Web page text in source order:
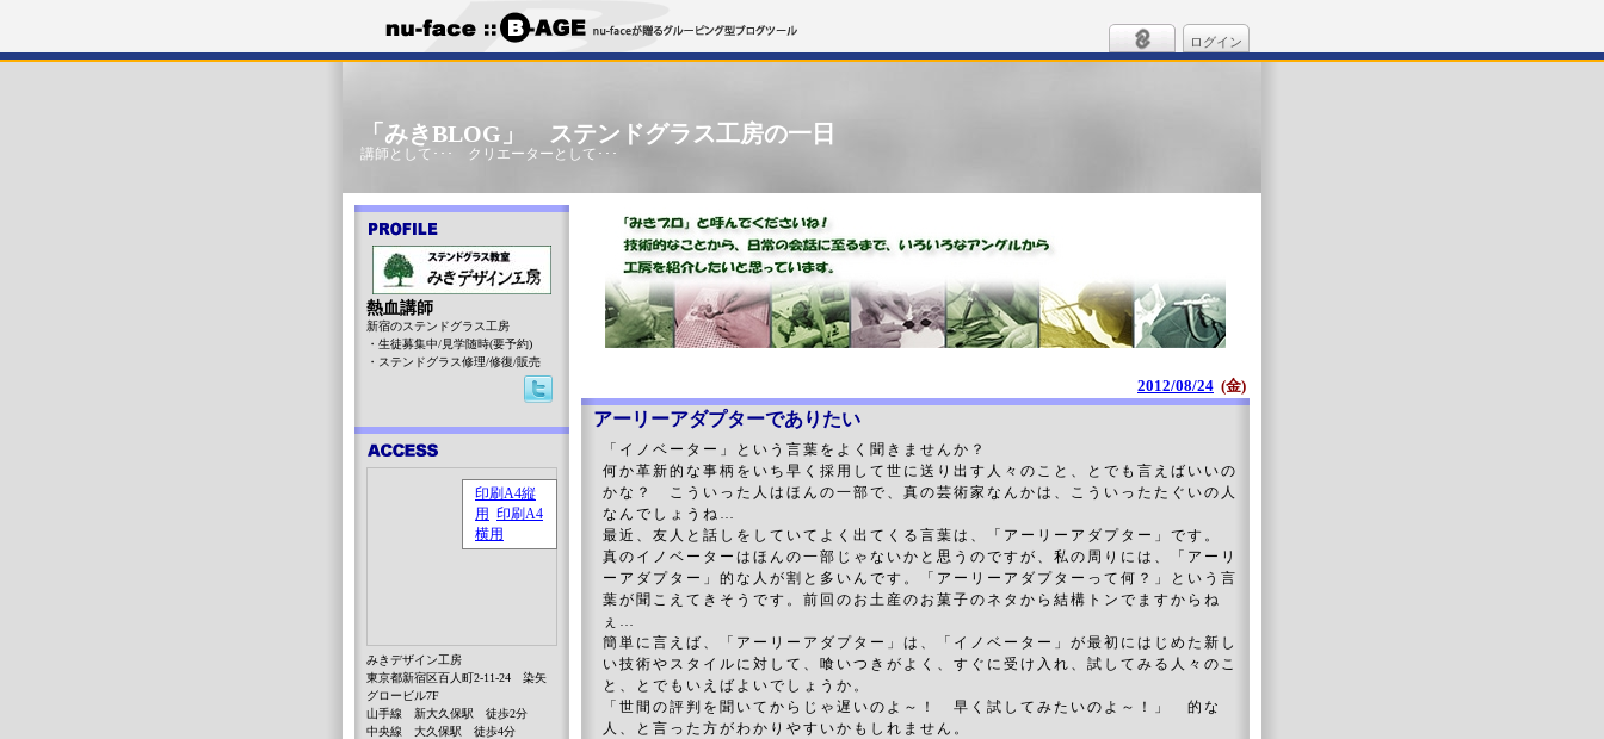
ログイン
「みきBLOG」 ステンドグラス工房の一日
講師として･･･ クリエーターとして･･･
2012/08/24 (金)
アーリーアダプターでありたい
「イノベーター」という言葉をよく聞きませんか？
何か革新的な事柄をいち早く採用して世に送り出す人々のこと、とでも言えばいいの
かな？ こういった人はほんの一部で、真の芸術家なんかは、こういったたぐいの人
なんでしょうね…
最近、友人と話しをしていてよく出てくる言葉は、「アーリーアダプター」です。
真のイノベーターはほんの一部じゃないかと思うのですが、私の周りには、「アーリ
ーアダプター」的な人が割と多いんです。「アーリーアダプターって何？」という言
葉が聞こえてきそうです。前回のお土産のお菓子のネタから結構トンでますからね
ぇ…
簡単に言えば、「アーリーアダプター」は、「イノベーター」が最初にはじめた新し
い技術やスタイルに対して、喰いつきがよく、すぐに受け入れ、試してみる人々のこ
と、とでもいえばよいでしょうか。
「世間の評判を聞いてからじゃ遅いのよ～！ 早く試してみたいのよ～！」 的な
人、と言った方がわかりやすいかもしれません。
熱血講師
新宿のステンドグラス工房
・生徒募集中/見学随時(要予約)
・ステンドグラス修理/修復/販売
みきデザイン工房
東京都新宿区百人町2-11-24 染矢
グロービル7F
山手線 新大久保駅 徒歩2分
中央線 大久保駅 徒歩4分